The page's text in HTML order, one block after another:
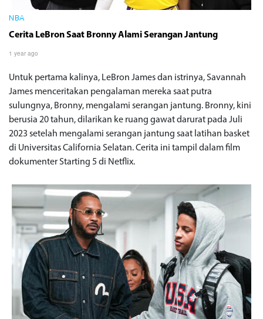
NBA
Cerita LeBron Saat Bronny Alami Serangan Jantung
1 year ago
Untuk pertama kalinya, LeBron James dan istrinya, Savannah
James menceritakan pengalaman mereka saat putra
sulungnya, Bronny, mengalami serangan jantung. Bronny, kini
berusia 20 tahun, dilarikan ke ruang gawat darurat pada Juli
2023 setelah mengalami serangan jantung saat latihan basket
di Universitas California Selatan. Cerita ini tampil dalam film
dokumenter Starting 5 di Netflix.